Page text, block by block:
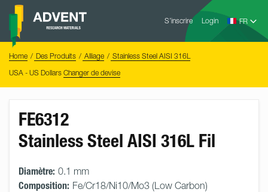
Skip
content
S’inscrire Login
Advent
Home Des Produits Alliage
Stainless Steel AISI 316L
USA - US Dollars Changer de devise
FE6312
Stainless Steel AISI 316L Fil
Diamètre: 0.1 mm
Composition: Fe/Cr18/Ni10/Mo3 (Low Carbon)